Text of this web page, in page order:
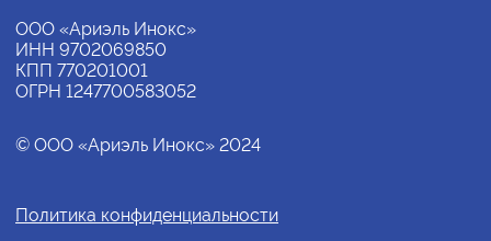
ООО «Ариэль Инокс»
ИНН 9702069850
КПП 770201001
ОГРН 1247700583052
© ООО «Ариэль Инокс» 2024
Политика конфиденциальности